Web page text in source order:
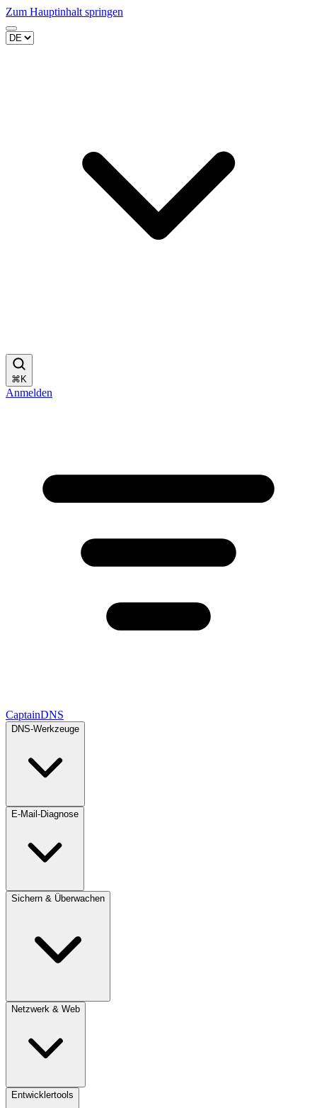
Zum Hauptinhalt springen
⌘ K
Anmelden
CaptainDNS
DNS-Werkzeuge
E-Mail-Diagnose
Sichern & Überwachen
Netzwerk & Web
Entwicklertools